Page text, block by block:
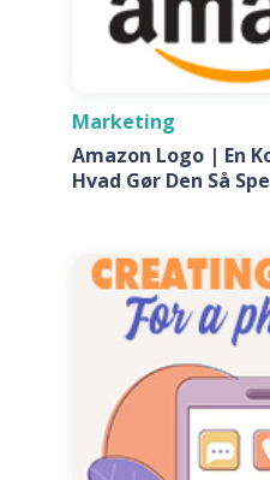
Marketing
Amazon Logo | En
Hvad Gør Den Så